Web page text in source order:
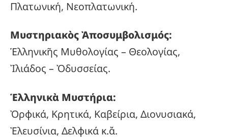
Πλατωνική, Νεοπλατωνική.
Μυστηριακὸς Ἀποσυμβολισμός:
Ἑλληνικῆς Μυθολογίας – Θεολογίας,
Ἰλιάδος – Ὀδυσσείας.
Ἑλληνικὰ Μυστήρια:
Ὀρφικά, Κρητικά, Καβείρια, Διονυσιακά,
Ἐλευσίνια, Δελφικά κ.ἄ.